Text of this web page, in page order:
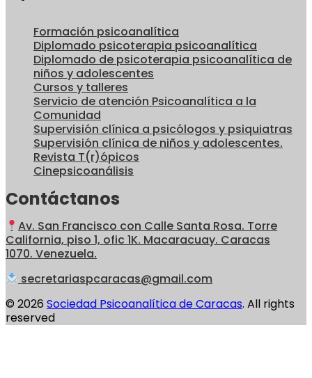
Formación psicoanalítica
Diplomado psicoterapia psicoanalítica
Diplomado de psicoterapia psicoanalítica de
niños y adolescentes
Cursos y talleres
Servicio de atención Psicoanalítica a la
Comunidad
Supervisión clínica a psicólogos y psiquiatras
Supervisión clínica de niños y adolescentes.
Revista T(r)ópicos
Cinepsicoanálisis
Contáctanos
Av. San Francisco con Calle Santa Rosa. Torre
California, piso 1, ofic 1K. Macaracuay. Caracas
1070. Venezuela.
secretariaspcaracas@gmail.com
© 2026 Sociedad Psicoanalítica de Caracas. All rights
reserved